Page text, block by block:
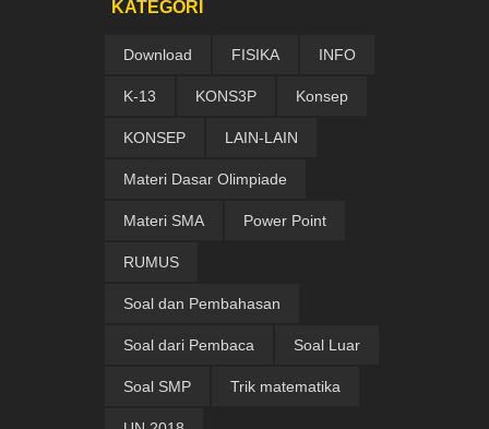
KATEGORI
Download FISIKA INFO
K-13 KONS3P Konsep
KONSEP LAIN-LAIN
Materi Dasar Olimpiade
Materi SMA Power Point
RUMUS
Soal dan Pembahasan
Soal dari Pembaca Soal Luar
Soal SMP Trik matematika